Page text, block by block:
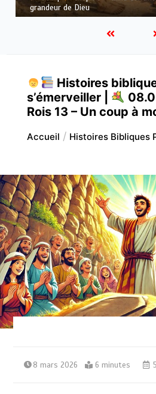
et de la prière
Histoires
s’émerveiller |
Rois 13 – Un coup à
Accueil Histoires Bibliques
8 mars 2026 6 minutes